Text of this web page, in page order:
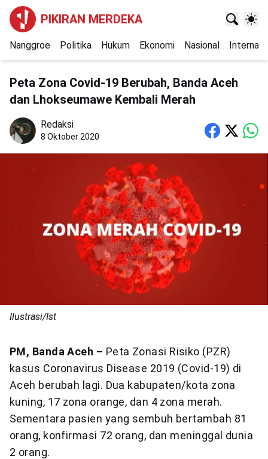
PIKIRAN MERDEKA
Nanggroe Politika Hukum Ekonomi Nasional
Peta Zona Covid-19 Berubah, Banda Aceh
dan Lhokseumawe Kembali Merah
Redaksi
8 Oktober 2020
Ilustrasi/Ist
PM, Banda Aceh – Peta Zonasi Risiko (PZR)
kasus Coronavirus Disease 2019 (Covid-19) di
Aceh berubah lagi. Dua kabupaten/kota zona
kuning, 17 zona orange, dan 4 zona merah.
Sementara pasien yang sembuh bertambah 81
orang, konfirmasi 72 orang, dan meninggal dunia
2 orang.